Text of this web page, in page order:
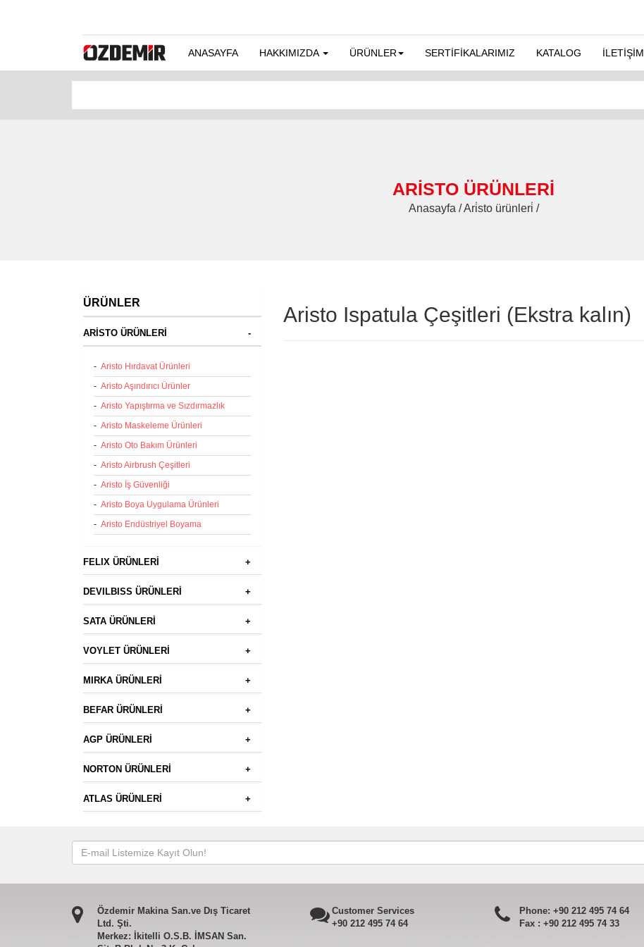
ANASAYFA HAKKIMIZDA ÜRÜNLER SERTİFİKALARIMIZ KATALOG İLETİŞİM
ARİSTO ÜRÜNLERİ
Anasayfa / Ari̇sto ürünleri̇ /
ÜRÜNLER
-
ARİSTO ÜRÜNLERİ
- Aristo Hırdavat Ürünleri
- Aristo Aşındırıcı Ürünler
- Aristo Yapıştırma ve Sızdırmazlık
- Aristo Maskeleme Ürünleri
- Aristo Oto Bakım Ürünleri
- Aristo Airbrush Çeşitleri
- Aristo İş Güvenliği
- Aristo Boya Uygulama Ürünleri
- Aristo Endüstriyel Boyama
+
FELIX ÜRÜNLERİ
+
DEVILBISS ÜRÜNLERİ
+
SATA ÜRÜNLERİ
+
VOYLET ÜRÜNLERİ
+
MIRKA ÜRÜNLERİ
+
BEFAR ÜRÜNLERİ
+
AGP ÜRÜNLERİ
+
NORTON ÜRÜNLERİ
+
ATLAS ÜRÜNLERİ
Aristo Ispatula Çeşitleri (Ekstra kalın)
Özdemir Makina San.ve Dış Ticaret
Ltd. Şti.
Merkez: İkitelli O.S.B. İMSAN San.
Customer Services
+90 212 495 74 64
Phone: +90 212 495 74 64
Fax : +90 212 495 74 33